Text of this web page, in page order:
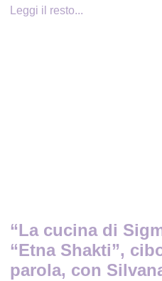
Leggi il resto...
“La cucina di
“Etna Shakti”,
parola, con